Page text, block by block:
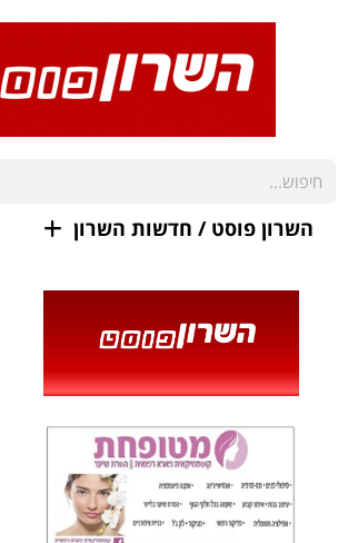
השרון פוסט / חדשות השרון